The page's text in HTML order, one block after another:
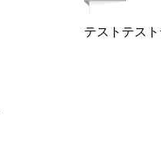
テストテス